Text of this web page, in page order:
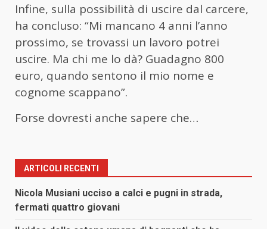
Infine, sulla possibilità di uscire dal carcere,
ha concluso: “Mi mancano 4 anni l’anno
prossimo, se trovassi un lavoro potrei
uscire. Ma chi me lo dà? Guadagno 800
euro, quando sentono il mio nome e
cognome scappano”.
Forse dovresti anche sapere che…
ARTICOLI RECENTI
Nicola Musiani ucciso a calci e pugni in strada,
fermati quattro giovani